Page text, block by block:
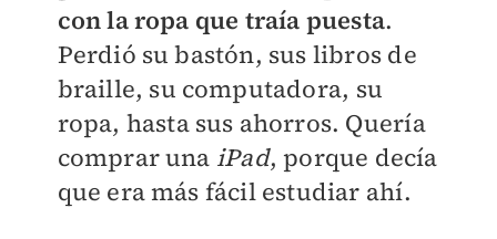
con la ropa que traía puesta.
Perdió su bastón, sus libros de
braille, su computadora, su
ropa, hasta sus ahorros. Quería
comprar una iPad, porque decía
que era más fácil estudiar ahí.